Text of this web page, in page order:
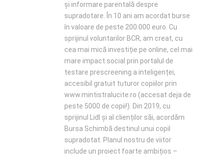
și informare parentală despre
supradotare. În 10 ani am acordat burse
în valoare de peste 200.000 euro. Cu
sprijinul voluntarilor BCR, am creat, cu
cea mai mică investiție pe online, cel mai
mare impact social prin portalul de
testare prescreening a inteligenței,
accesibil gratuit tuturor copiilor prin
www.mintistralucite.ro (accesat deja de
peste 5000 de copii!). Din 2019, cu
sprijinul Lidl și al clienților săi, acordăm
Bursa Schimbă destinul unui copil
supradotat. Planul nostru de viitor
include un proiect foarte ambițios –